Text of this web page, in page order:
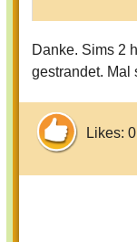
Danke. Sims 2
gestrandet. Mal
Likes: 0